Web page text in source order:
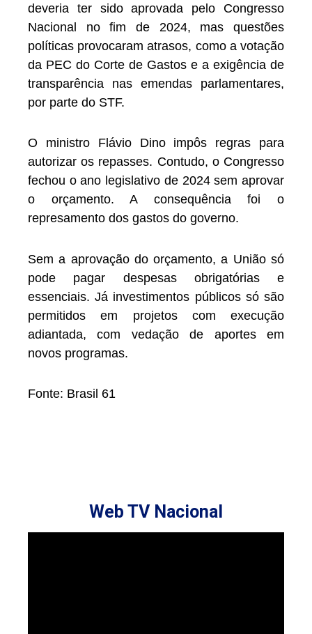
deveria ter sido aprovada pelo Congresso
Nacional no fim de 2024, mas questões
políticas provocaram atrasos, como a votação
da PEC do Corte de Gastos e a exigência de
transparência nas emendas parlamentares,
por parte do STF.
O ministro Flávio Dino impôs regras para
autorizar os repasses. Contudo, o Congresso
fechou o ano legislativo de 2024 sem aprovar
o orçamento. A consequência foi o
represamento dos gastos do governo.
Sem a aprovação do orçamento, a União só
pode pagar despesas obrigatórias e
essenciais. Já investimentos públicos só são
permitidos em projetos com execução
adiantada, com vedação de aportes em
novos programas.
Fonte: Brasil 61
Web TV Nacional